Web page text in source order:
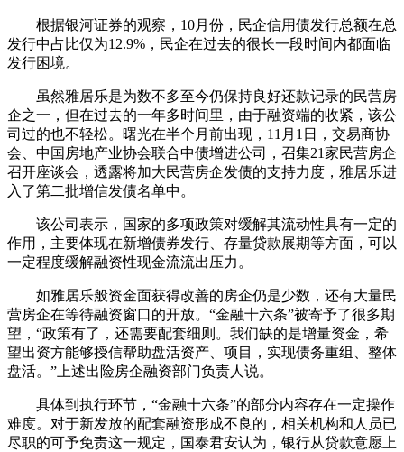
根据银河证券的观察，10月份，民企信用债发行总额在总
发行中占比仅为12.9%，民企在过去的很长一段时间内都面临
发行困境。
虽然雅居乐是为数不多至今仍保持良好还款记录的民营房
企之一，但在过去的一年多时间里，由于融资端的收紧，该公
司过的也不轻松。曙光在半个月前出现，11月1日，交易商协
会、中国房地产业协会联合中债增进公司，召集21家民营房企
召开座谈会，透露将加大民营房企发债的支持力度，雅居乐进
入了第二批增信发债名单中。
该公司表示，国家的多项政策对缓解其流动性具有一定的
作用，主要体现在新增债券发行、存量贷款展期等方面，可以
一定程度缓解融资性现金流流出压力。
如雅居乐般资金面获得改善的房企仍是少数，还有大量民
营房企在等待融资窗口的开放。“金融十六条”被寄予了很多期
望，“政策有了，还需要配套细则。我们缺的是增量资金，希
望出资方能够授信帮助盘活资产、项目，实现债务重组、整体
盘活。”上述出险房企融资部门负责人说。
具体到执行环节，“金融十六条”的部分内容存在一定操作
难度。对于新发放的配套融资形成不良的，相关机构和人员已
尽职的可予免责这一规定，国泰君安认为，银行从贷款意愿上